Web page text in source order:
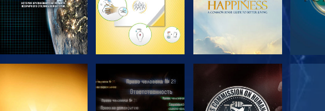
СМОТРЕТЬ СМОТРЕТЬ СМОТРЕТЬ